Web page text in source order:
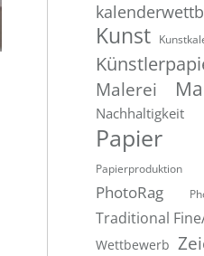
Kunst
Malerei
Nachhaltigkeit
Papier
Papierproduktion
PhotoRag
Traditional
Wettbewerb